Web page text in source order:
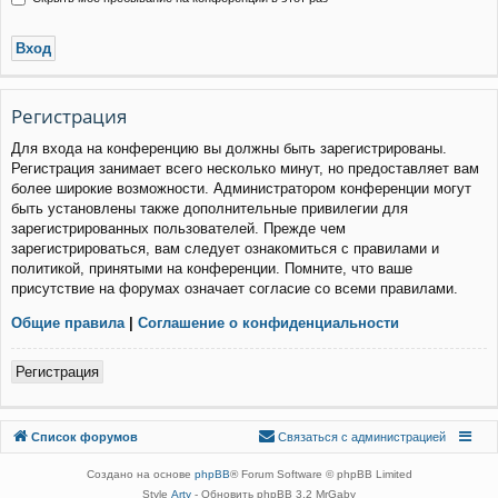
Регистрация
Для входа на конференцию вы должны быть зарегистрированы.
Регистрация занимает всего несколько минут, но предоставляет вам
более широкие возможности. Администратором конференции могут
быть установлены также дополнительные привилегии для
зарегистрированных пользователей. Прежде чем
зарегистрироваться, вам следует ознакомиться с правилами и
политикой, принятыми на конференции. Помните, что ваше
присутствие на форумах означает согласие со всеми правилами.
Общие правила | Соглашение о конфиденциальности
Регистрация
Список форумов
Связаться с
Связаться с администрацией
Создано на основе phpBB® Forum Software © phpBB Limited
Style Arty - Обновить phpBB 3.2 MrGaby